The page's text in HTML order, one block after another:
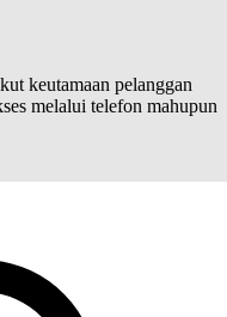
keutamaan pelanggan
melalui telefon mahupun